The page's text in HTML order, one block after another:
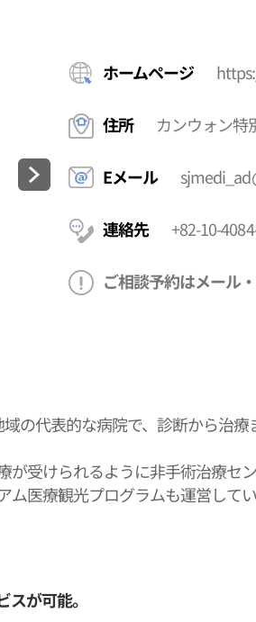
ホームページ
住所 カンウォン特
Eメール
連絡先 +82-10-
ご相談予約はメール
の代表的な病院で、診断から治
が受けられるように非手術治療セ
ム医療観光プログラムも運営して
が可能。